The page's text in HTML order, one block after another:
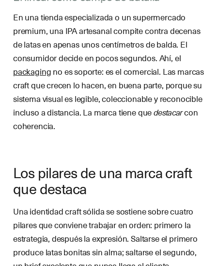
En una tienda especializada o un supermercado
premium, una IPA artesanal compite contra decenas
de latas en apenas unos centímetros de balda. El
consumidor decide en pocos segundos. Ahí, el
packagingno es soporte: es el comercial. Las marcas
craft que crecen lo hacen, en buena parte, porque su
sistema visual es legible, coleccionable y reconocible
incluso a distancia. La marca tiene quedestacarcon
coherencia.
Los pilares de una marca craft
que destaca
Una identidad craft sólida se sostiene sobre cuatro
pilares que conviene trabajar en orden: primero la
estrategia, después la expresión. Saltarse el primero
produce latas bonitas sin alma; saltarse el segundo,